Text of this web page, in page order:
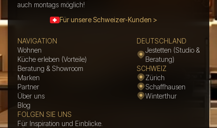
auch montags möglich!
Für unsere Schweizer-Kunden >
NAVIGATION
Wohnen
Küche erleben (Vorteile)
Beratung & Showroom
Marken
Partner
Über uns
Blog
DEUTSCHLAND
Jestetten (Studio &
Beratung)
SCHWEIZ
Zürich
Schaffhausen
Winterthur
FOLGEN SIE UNS
Für Inspiration und Einblicke.